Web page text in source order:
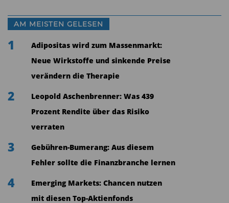
hat mehr als 25 Jahre internationale Erfahrung im
Asset Management sowie in der Investment- und
Immobilienverwaltung. Kurt Jovy folgt in der
Unternehmen aus persönlichen Gründen zum 30.
November 2024 verlässt, um sich neuen
beruflichen Herausforderungen zu stellen.
Vespermann war rund fünf Jahre bei Universal
Investment und hat in dieser Zeit das
Immobiliengeschäft deutlich ausgebaut. Mathias
Heiß, CEO der UID unterstreicht: „Unser
ausdrücklicher Dank geht an Axel Vespermann,
AM MEISTEN GELESEN
1
Adipositas wird zum Massenmarkt:
Neue Wirkstoffe und sinkende Preise
verändern die Therapie
2
Leopold Aschenbrenner: Was 439
Prozent Rendite über das Risiko
verraten
3
Gebühren-Bumerang: Aus diesem
Fehler sollte die Finanzbranche lernen
4
Emerging Markets: Chancen nutzen
mit diesen Top-Aktienfonds